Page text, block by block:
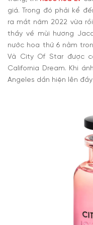
giá. Trong đó phải kể
ra mắt năm 2022 vừa
thầy về mùi hương
nước hoa thứ 6 nằm
Và City Of Star được
California Dream. Khi
Angeles dần hiện lên